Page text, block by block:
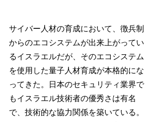
サイバー人材の育成において、徴兵制
からのエコシステムが出来上がってい
るイスラエルだが、そのエコシステム
を使用した量子人材育成が本格的にな
ってきた。日本のセキュリティ業界で
もイスラエル技術者の優秀さは有名
で、技術的な協力関係を築いている。